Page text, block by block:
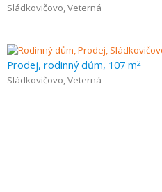
Sládkovičovo,Veterná
Prodej, rodinný dům, 107 m2
Sládkovičovo,Veterná